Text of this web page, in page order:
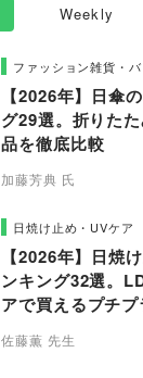
ファッション雑貨・
【2026年】日傘
グ29選。折りた
品を徹底比較
加藤芳典 氏
日焼け止め・UVケア
【2026年】日焼
ンキング32選。
アで買えるプチ
佐藤薫 先生
Weekly